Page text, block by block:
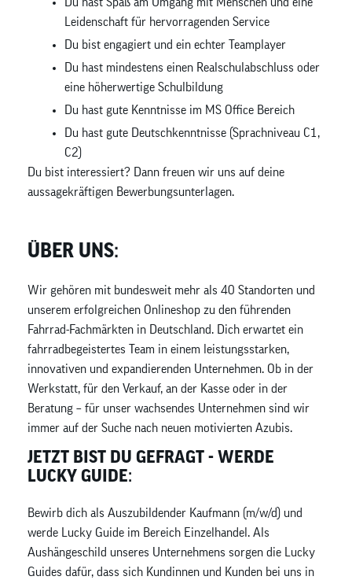
Du hast Spaß am Umgang mit Menschen und eine
Leidenschaft für hervorragenden Service
Du bist engagiert und ein echter Teamplayer
Du hast mindestens einen Realschulabschluss oder
eine höherwertige Schulbildung
Du hast gute Kenntnisse im MS Office Bereich
Du hast gute Deutschkenntnisse (Sprachniveau C1,
C2)
Du bist interessiert? Dann freuen wir uns auf deine
aussagekräftigen Bewerbungsunterlagen.
ÜBER UNS:
Wir gehören mit bundesweit mehr als 40 Standorten und
unserem erfolgreichen Onlineshop zu den führenden
Fahrrad-Fachmärkten in Deutschland. Dich erwartet ein
fahrradbegeistertes Team in einem leistungsstarken,
innovativen und expandierenden Unternehmen. Ob in der
Werkstatt, für den Verkauf, an der Kasse oder in der
Beratung – für unser wachsendes Unternehmen sind wir
immer auf der Suche nach neuen motivierten Azubis.
JETZT BIST DU GEFRAGT - WERDE
LUCKY GUIDE:
Bewirb dich als Auszubildender Kaufmann (m/w/d) und
werde Lucky Guide im Bereich Einzelhandel. Als
Aushängeschild unseres Unternehmens sorgen die Lucky
Guides dafür, dass sich Kundinnen und Kunden bei uns in